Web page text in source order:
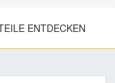
ENTDECKEN